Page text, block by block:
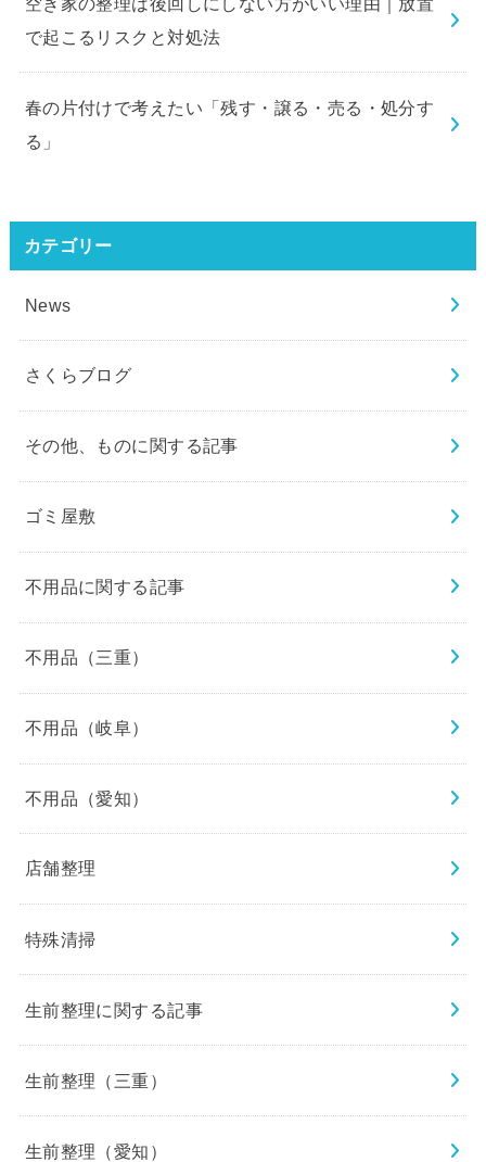
で起こるリスクと対処法
春の片付けで考えたい「残す・譲る・売る・処分す
る」
カテゴリー
News
さくらブログ
その他、ものに関する記事
ゴミ屋敷
不用品に関する記事
不用品（三重）
不用品（岐阜）
不用品（愛知）
店舗整理
特殊清掃
生前整理に関する記事
生前整理（三重）
生前整理（愛知）